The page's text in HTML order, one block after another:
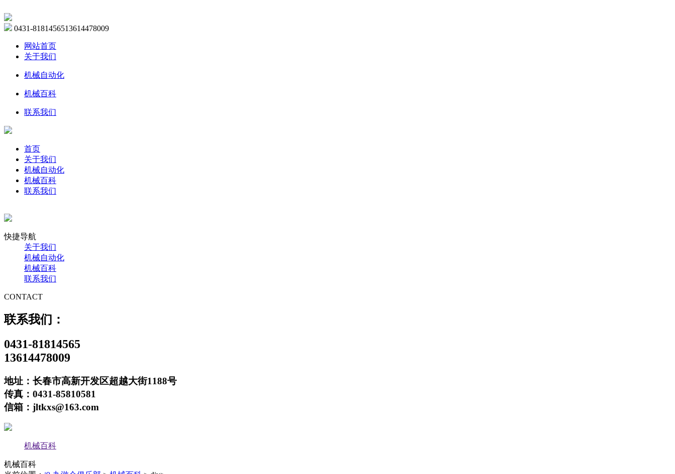
0431-8181456513614478009
网站首页
关于我们
机械自动化
机械百科
联系我们
首页
关于我们
机械自动化
机械百科
联系我们
快捷导航
关于我们
机械自动化
机械百科
联系我们
CONTACT
联系我们：
0431-81814565
13614478009
地址：长春市高新开发区超越大街1188号
传真：0431-85810581
信箱：jltkxs@163.com
机械百科
机械百科